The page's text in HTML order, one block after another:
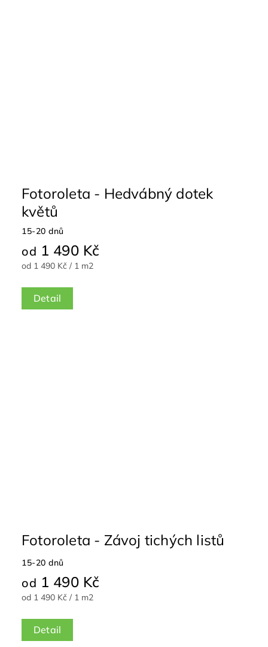
Fotoroleta - Hedvábný dotek
květů
15-20 dnů
od 1 490 Kč
od 1 490 Kč / 1 m2
Detail
Fotoroleta - Závoj tichých listů
15-20 dnů
od 1 490 Kč
od 1 490 Kč / 1 m2
Detail